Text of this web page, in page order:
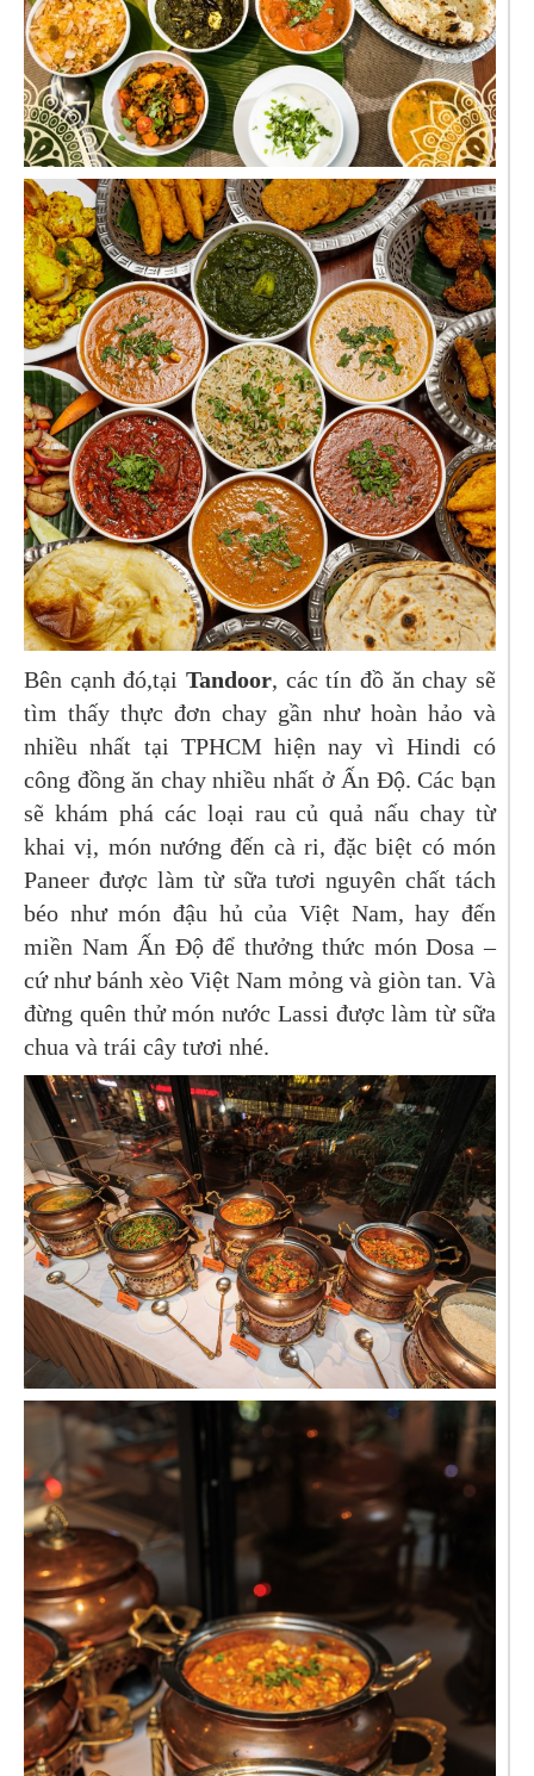
Bên cạnh đó,tại Tandoor, các tín đồ ăn chay sẽ
tìm thấy thực đơn chay gần như hoàn hảo và
nhiều nhất tại TPHCM hiện nay vì Hindi có
công đồng ăn chay nhiều nhất ở Ấn Độ. Các bạn
sẽ khám phá các loại rau củ quả nấu chay từ
khai vị, món nướng đến cà ri, đặc biệt có món
Paneer được làm từ sữa tươi nguyên chất tách
béo như món đậu hủ của Việt Nam, hay đến
miền Nam Ấn Độ để thưởng thức món Dosa –
cứ như bánh xèo Việt Nam mỏng và giòn tan. Và
đừng quên thử món nước Lassi được làm từ sữa
chua và trái cây tươi nhé.